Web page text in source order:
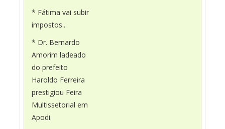
* Fátima vai subir
impostos..
* Dr. Bernardo
Amorim ladeado
do prefeito
Haroldo Ferreira
prestigiou Feira
Multissetorial em
Apodi.